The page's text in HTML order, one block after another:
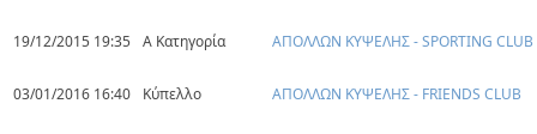
19/12/2015 19:35 Α Κατηγορία ΑΠΟΛΛΩΝ ΚΥΨΕΛΗΣ - SPORTING CLUB
03/01/2016 16:40 Κύπελλο ΑΠΟΛΛΩΝ ΚΥΨΕΛΗΣ - FRIENDS CLUB